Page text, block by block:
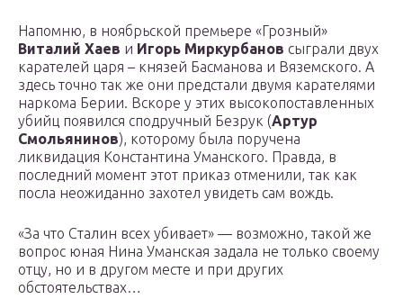
Напомню, в ноябрьской премьере «Грозный»
Виталий Хаев и Игорь Миркурбанов сыграли двух
карателей царя – князей Басманова и Вяземского. А
здесь точно так же они предстали двумя карателями
наркома Берии. Вскоре у этих высокопоставленных
убийц появился сподручный Безрук (Артур
Смольянинов), которому была поручена
ликвидация Константина Уманского. Правда, в
последний момент этот приказ отменили, так как
посла неожиданно захотел увидеть сам вождь.
«За что Сталин всех убивает» — возможно, такой же
вопрос юная Нина Уманская задала не только своему
отцу, но и в другом месте и при других
обстоятельствах…